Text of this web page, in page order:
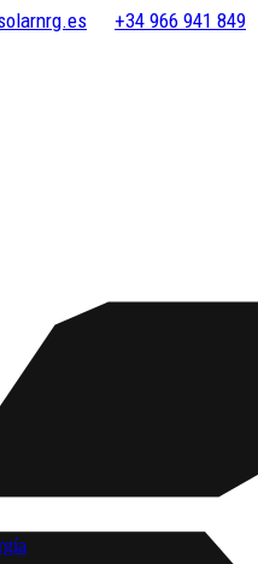
+34 966 941 849